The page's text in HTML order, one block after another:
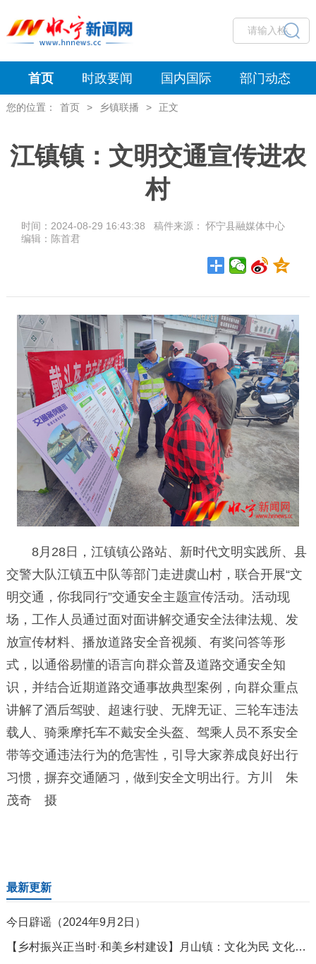
首页 时政要闻 国内国际 部门动态
您的位置： 首页 > 乡镇联播 > 正文
江镇镇：文明交通宣传进农
村
时间：2024-08-29 16:43:38 稿件来源： 怀宁县融媒体中心
编辑：陈首君
8月28日，江镇镇公路站、新时代文明实践所、县
交警大队江镇五中队等部门走进虞山村，联合开展“文
明交通，你我同行”交通安全主题宣传活动。活动现
场，工作人员通过面对面讲解交通安全法律法规、发
放宣传材料、播放道路安全音视频、有奖问答等形
式，以通俗易懂的语言向群众普及道路交通安全知
识，并结合近期道路交通事故典型案例，向群众重点
讲解了酒后驾驶、超速行驶、无牌无证、三轮车违法
载人、骑乘摩托车不戴安全头盔、驾乘人员不系安全
带等交通违法行为的危害性，引导大家养成良好出行
习惯，摒弃交通陋习，做到安全文明出行。方川 朱
茂奇 摄
最新更新
今日辟谣（2024年9月2日）
【乡村振兴正当时·和美乡村建设】月山镇：文化为民 文化惠民